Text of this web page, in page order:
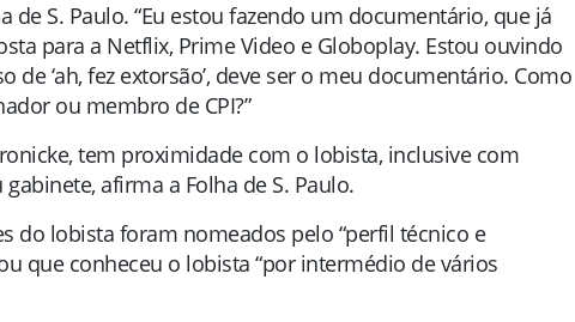
de S. Paulo. “Eu estou fazendo um documentário, que já
para a Netflix, Prime Video e Globoplay. Estou ouvindo
de ‘ah, fez extorsão’, deve ser o meu documentário. Como
ou membro de CPI?”
tem proximidade com o lobista, inclusive com
afirma a Folha de S. Paulo.
do lobista foram nomeados pelo “perfil técnico e
que conheceu o lobista “por intermédio de vários